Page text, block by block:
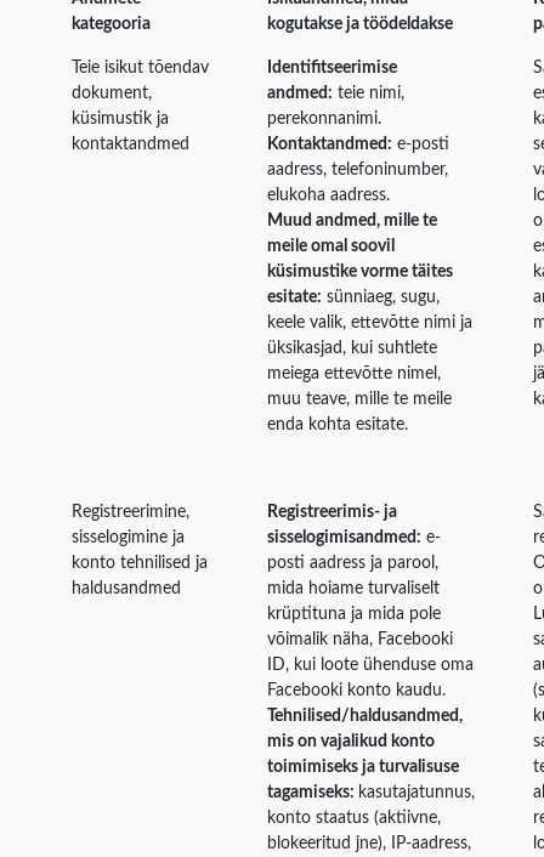
kategooria
kogutakse ja töödeldakse
Teie isikut tõendav
dokument,
küsimustik ja
kontaktandmed
Identifitseerimise
andmed: teie nimi,
perekonnanimi.
Kontaktandmed: e-posti
aadress, telefoninumber,
elukoha aadress.
Muud andmed, mille te
meile omal soovil
küsimustike vorme täites
esitate: sünniaeg, sugu,
keele valik, ettevõtte nimi ja
üksikasjad, kui suhtlete
meiega ettevõtte nimel,
muu teave, mille te meile
enda kohta esitate.
Registreerimine,
sisselogimine ja
konto tehnilised ja
haldusandmed
Registreerimis- ja
sisselogimisandmed: e-
posti aadress ja parool,
mida hoiame turvaliselt
krüptituna ja mida pole
võimalik näha, Facebooki
ID, kui loote ühenduse oma
Facebooki konto kaudu.
Tehnilised/haldusandmed,
mis on vajalikud konto
toimimiseks ja turvalisuse
tagamiseks: kasutajatunnus,
konto staatus (aktiivne,
blokeeritud jne), IP-aadress,